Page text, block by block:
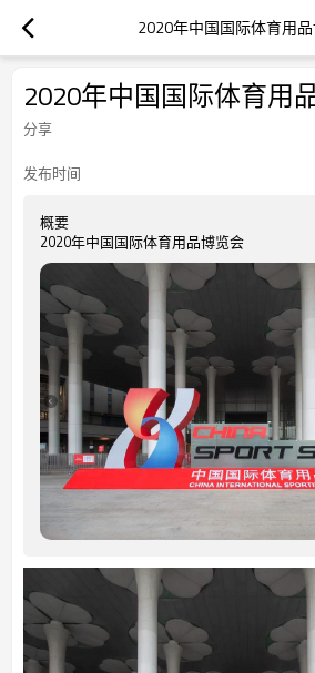
2020年中国国际体育用
2020年中国国际体育用
分享
发布时间
概要
2020年中国国际体育用品博览会